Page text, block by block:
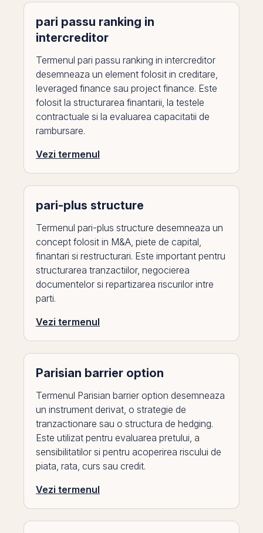
pari passu ranking in
intercreditor
Termenul pari passu ranking in intercreditor
desemneaza un element folosit in creditare,
leveraged finance sau project finance. Este
folosit la structurarea finantarii, la testele
contractuale si la evaluarea capacitatii de
rambursare.
Vezi termenul
pari-plus structure
Termenul pari-plus structure desemneaza un
concept folosit in M&A, piete de capital,
finantari si restructurari. Este important pentru
structurarea tranzactiilor, negocierea
documentelor si repartizarea riscurilor intre
parti.
Vezi termenul
Parisian barrier option
Termenul Parisian barrier option desemneaza
un instrument derivat, o strategie de
tranzactionare sau o structura de hedging.
Este utilizat pentru evaluarea pretului, a
sensibilitatilor si pentru acoperirea riscului de
piata, rata, curs sau credit.
Vezi termenul